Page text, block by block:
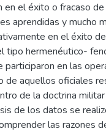
el éxito o fracaso
aprendidas y mucho
en el éxito
tipo hermenéutico-
en las
aquellos oficiales
de la doctrina
de los datos se
las razones